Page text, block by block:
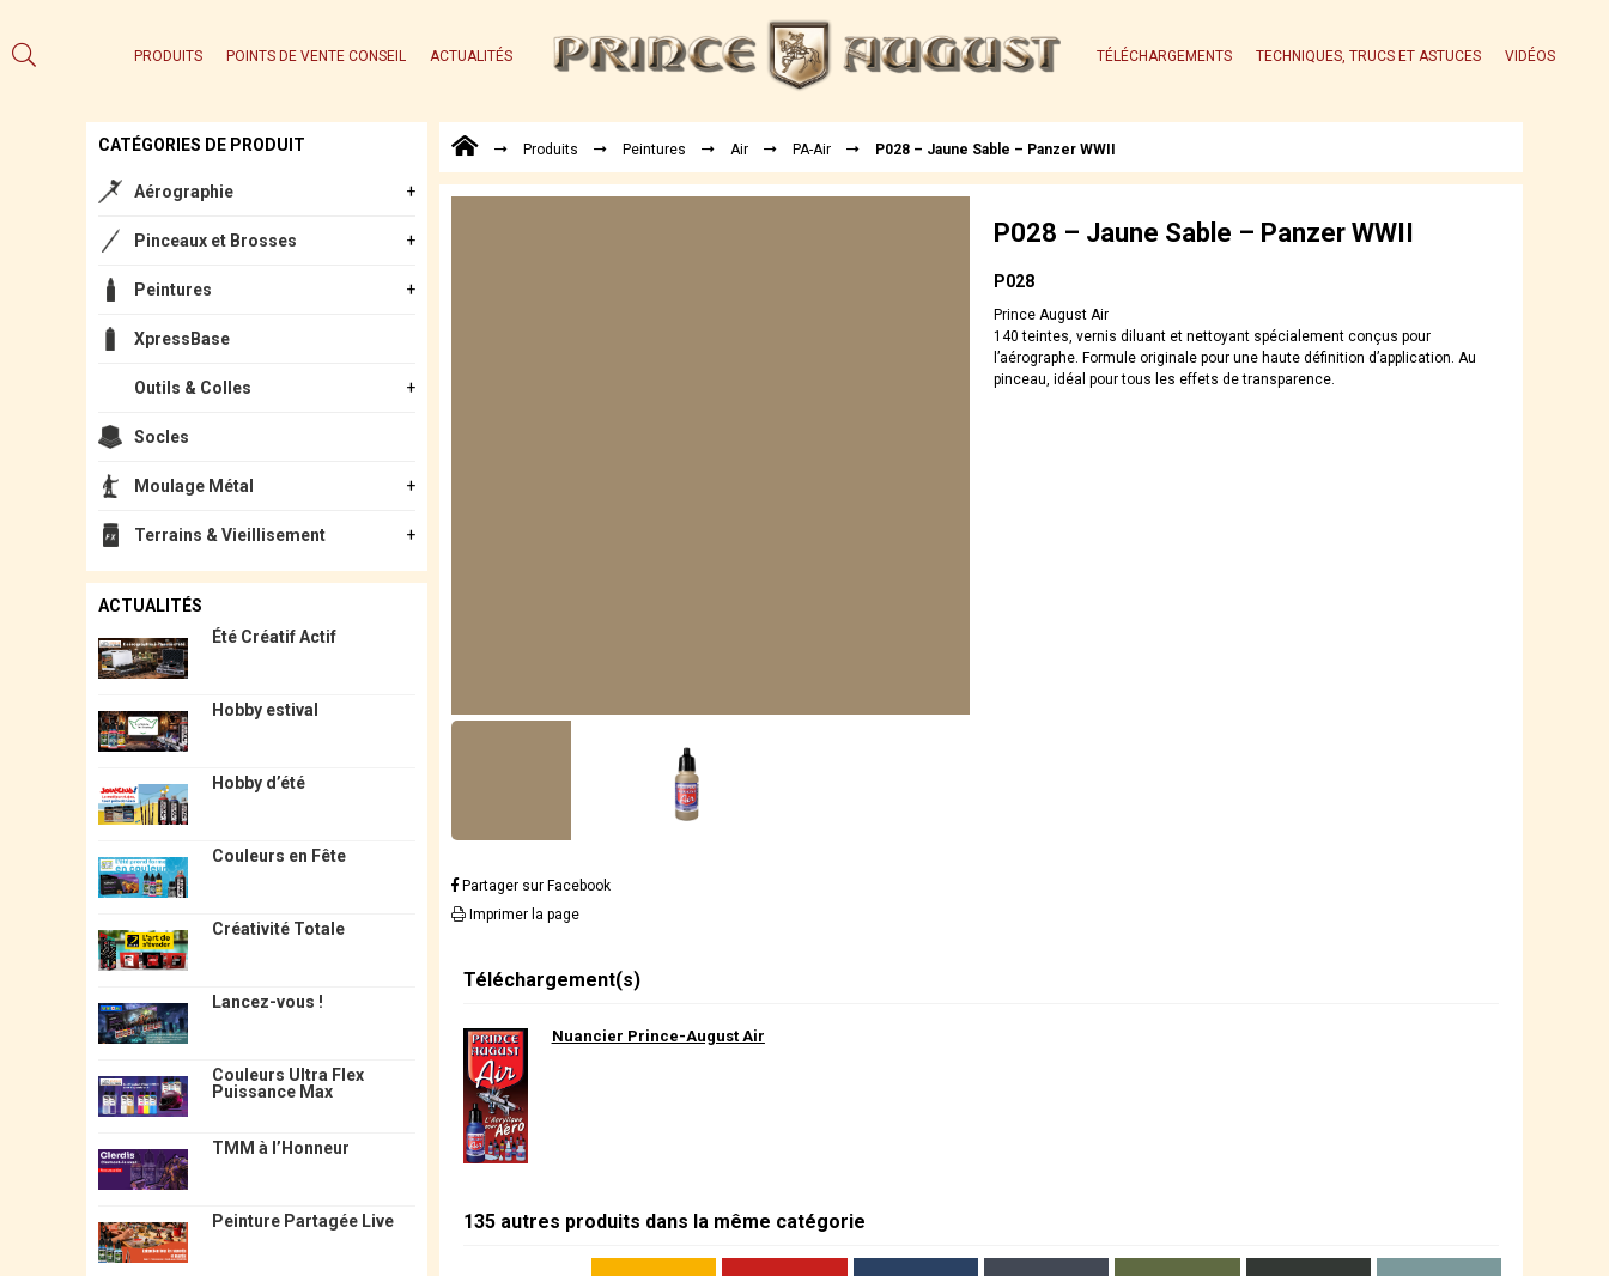
PRODUITS POINTS DE VENTE CONSEIL ACTUALITÉS TÉLÉCHARGEMENTS TECHNIQUES, TRUCS ET ASTUCES VIDÉOS
CATÉGORIES DE PRODUIT
Aérographie
Pinceaux et Brosses
Peintures
XpressBase
Outils & Colles
Socles
Moulage Métal
Terrains & Vieillisement
ACTUALITÉS
Été Créatif Actif
Hobby estival
Hobby d’été
Couleurs en Fête
Créativité Totale
Lancez-vous !
Couleurs Ultra Flex
Puissance Max
TMM à l’Honneur
Peinture Partagée Live
Produits Peintures Air PA-Air P028 – Jaune Sable – Panzer WWII
Partager sur Facebook
Imprimer la page
P028 – Jaune Sable – Panzer WWII
P028
Prince August Air
140 teintes, vernis diluant et nettoyant spécialement conçus pour
l’aérographe. Formule originale pour une haute définition d’application. Au
pinceau, idéal pour tous les effets de transparence.
Téléchargement(s)
Nuancier Prince-August Air
135 autres produits dans la même catégorie